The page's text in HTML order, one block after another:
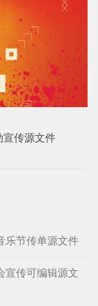
宣传源文件
乐节传单源文件
宣传可编辑源文